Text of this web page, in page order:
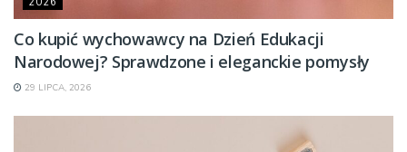
Co kupić wychowawcy na Dzień Edukacji
Narodowej? Sprawdzone i eleganckie pomysły
29 LIPCA, 2026